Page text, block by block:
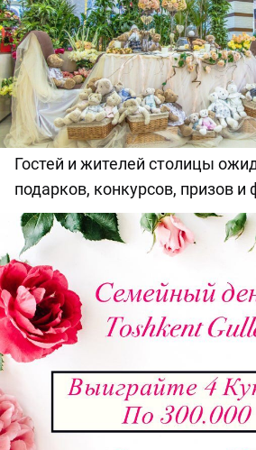
Гостей и жителей столицы
подарков, конкурсов, призов и